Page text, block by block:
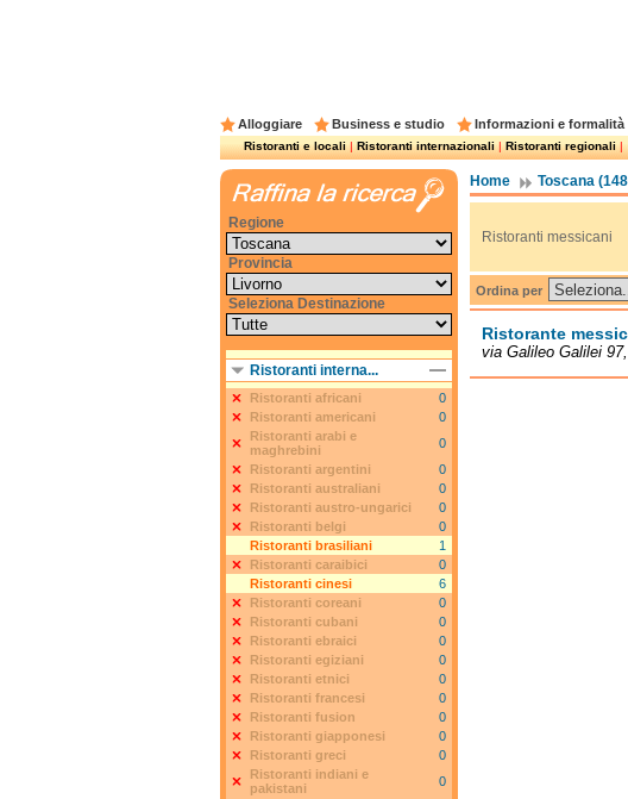
Alloggiare Business e studio Informazioni e formalità
Ristoranti e locali|Ristoranti internazionali|Ristoranti regionali|
Home Toscana
Ristoranti messicani
Ordina per
Ristorante
via Galileo Galilei
Regione
Provincia
Seleziona Destinazione
Ristoranti interna...
Ristoranti africani
0
Ristoranti americani
0
Ristoranti arabi e
maghrebini
0
Ristoranti argentini
0
Ristoranti australiani
0
Ristoranti austro-ungarici
0
Ristoranti belgi
0
Ristoranti brasiliani
1
Ristoranti caraibici
0
Ristoranti cinesi
6
Ristoranti coreani
0
Ristoranti cubani
0
Ristoranti ebraici
0
Ristoranti egiziani
0
Ristoranti etnici
0
Ristoranti francesi
0
Ristoranti fusion
0
Ristoranti giapponesi
0
Ristoranti greci
0
Ristoranti indiani e
pakistani
0